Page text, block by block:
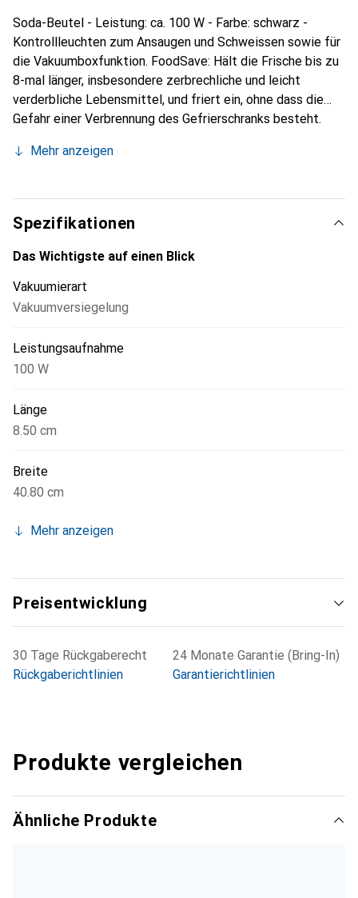
Soda-Beutel - Leistung: ca. 100 W - Farbe: schwarz -
Kontrollleuchten zum Ansaugen und Schweissen sowie für
die Vakuumboxfunktion. FoodSave: Hält die Frische bis zu
8-mal länger, insbesondere zerbrechliche und leicht
verderbliche Lebensmittel, und friert ein, ohne dass die
Gefahr einer Verbrennung des Gefrierschranks besteht.
von 30 cm sowie für Kartons.
Mehr anzeigen
Spezifikationen
Das Wichtigste auf einen Blick
Vakuumierart
Vakuumversiegelung
Leistungsaufnahme
100 W
Länge
8.50 cm
Breite
40.80 cm
Mehr anzeigen
Preisentwicklung
30 Tage Rückgaberecht
Rückgaberichtlinien
24 Monate Garantie (Bring-In)
Garantierichtlinien
Produkte vergleichen
Ähnliche Produkte